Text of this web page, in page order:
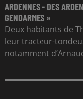
ARDENNES - DES
GENDARMES »
Deux habitants de
leur tracteur-
notamment